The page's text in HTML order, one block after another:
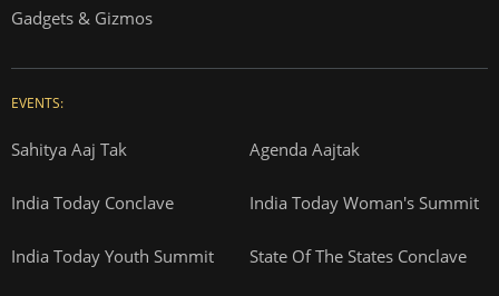
Gadgets & Gizmos
EVENTS:
Sahitya Aaj Tak Agenda Aajtak
India Today Conclave India Today Woman's Summit
India Today Youth Summit State Of The States Conclave